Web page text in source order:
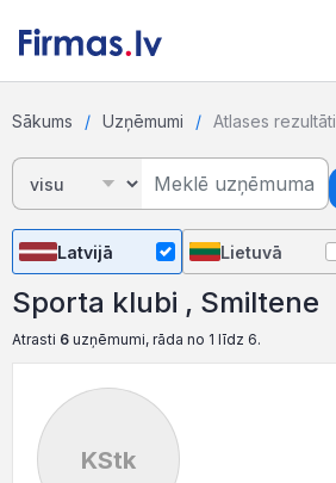
Sākums Uzņēmumi Atlases rezultāti
Latvijā Lietuvā
Sporta klubi , Smiltene
Atrasti 6 uzņēmumi, rāda no 1 līdz 6.
KStk